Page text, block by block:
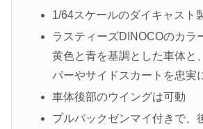
1/64スケールのダイキャスト
ラスティーズDINOCOのカラ
黄色と青を基調とした車体と
パーやサイドスカートを忠実
車体後部のウイングは可動
プルバックゼンマイ付きで、